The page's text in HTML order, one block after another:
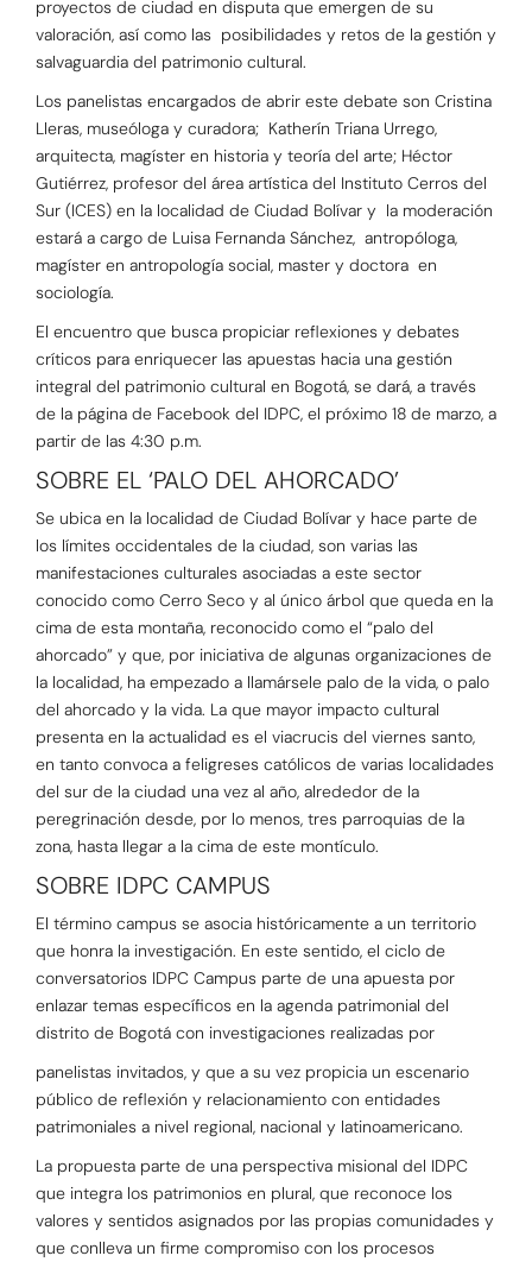
proyectos de ciudad en disputa que emergen de su
valoración, así como las posibilidades y retos de la gestión y
salvaguardia del patrimonio cultural.
Los panelistas encargados de abrir este debate son Cristina
Lleras, museóloga y curadora; Katherín Triana Urrego,
arquitecta, magíster en historia y teoría del arte; Héctor
Gutiérrez, profesor del área artística del Instituto Cerros del
Sur (ICES) en la localidad de Ciudad Bolívar y la moderación
estará a cargo de Luisa Fernanda Sánchez, antropóloga,
magíster en antropología social, master y doctora en
sociología.
El encuentro que busca propiciar reflexiones y debates
críticos para enriquecer las apuestas hacia una gestión
integral del patrimonio cultural en Bogotá, se dará, a través
de la página de Facebook del IDPC, el próximo 18 de marzo, a
partir de las 4:30 p.m.
SOBRE EL ‘PALO DEL AHORCADO’
Se ubica en la localidad de Ciudad Bolívar y hace parte de
los límites occidentales de la ciudad, son varias las
manifestaciones culturales asociadas a este sector
conocido como Cerro Seco y al único árbol que queda en la
cima de esta montaña, reconocido como el “palo del
ahorcado” y que, por iniciativa de algunas organizaciones de
la localidad, ha empezado a llamársele palo de la vida, o palo
del ahorcado y la vida. La que mayor impacto cultural
presenta en la actualidad es el viacrucis del viernes santo,
en tanto convoca a feligreses católicos de varias localidades
del sur de la ciudad una vez al año, alrededor de la
peregrinación desde, por lo menos, tres parroquias de la
zona, hasta llegar a la cima de este montículo.
SOBRE IDPC CAMPUS
El término campus se asocia históricamente a un territorio
que honra la investigación. En este sentido, el ciclo de
conversatorios IDPC Campus parte de una apuesta por
enlazar temas específicos en la agenda patrimonial del
distrito de Bogotá con investigaciones realizadas por
panelistas invitados, y que a su vez propicia un escenario
público de reflexión y relacionamiento con entidades
patrimoniales a nivel regional, nacional y latinoamericano.
La propuesta parte de una perspectiva misional del IDPC
que integra los patrimonios en plural, que reconoce los
valores y sentidos asignados por las propias comunidades y
que conlleva un firme compromiso con los procesos